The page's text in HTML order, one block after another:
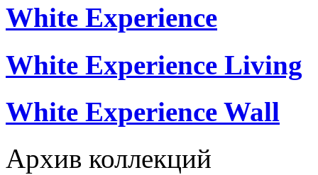
White Experience
White Experience Living
White Experience Wall
Архив коллекций